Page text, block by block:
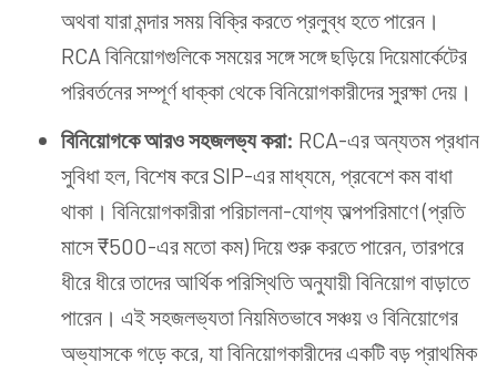
অথবা যারা মন্দার সময় বিক্রি করতে প্রলুব্ধ হতে পারেন।
RCA বিনিয়োগগুলিকে সময়ের সঙ্গে সঙ্গে ছড়িয়ে দিয়েমার্কেটের
পরিবর্তনের সম্পূর্ণ ধাক্কা থেকে বিনিয়োগকারীদের সুরক্ষা দেয়।
বিনিয়োগকে আরও সহজলভ্য করা: RCA-এর অন্যতম প্রধান
সুবিধা হল, বিশেষ করে SIP-এর মাধ্যমে, প্রবেশে কম বাধা
থাকা। বিনিয়োগকারীরা পরিচালনা-যোগ্য অল্পপরিমাণে (প্রতি
মাসে ₹500-এর মতো কম) দিয়ে শুরু করতে পারেন, তারপরে
ধীরে ধীরে তাদের আর্থিক পরিস্থিতি অনুযায়ী বিনিয়োগ বাড়াতে
পারেন। এই সহজলভ্যতা নিয়মিতভাবে সঞ্চয় ও বিনিয়োগের
অভ্যাসকে গড়ে করে, যা বিনিয়োগকারীদের একটি বড় প্রাথমিক